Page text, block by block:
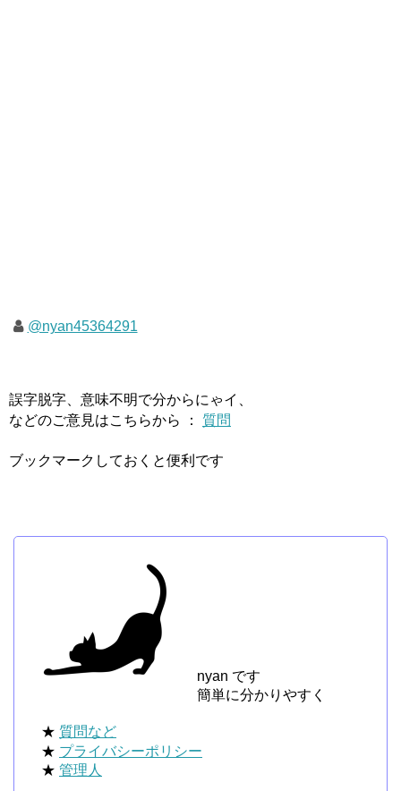
@nyan45364291
誤字脱字、意味不明で分からにゃイ、
などのご意見はこちらから ： 質問
ブックマークしておくと便利です
nyan です
簡単に分かりやすく
★ 質問など
★ プライバシーポリシー
★ 管理人